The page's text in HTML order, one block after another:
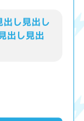
し見出し
出し見出